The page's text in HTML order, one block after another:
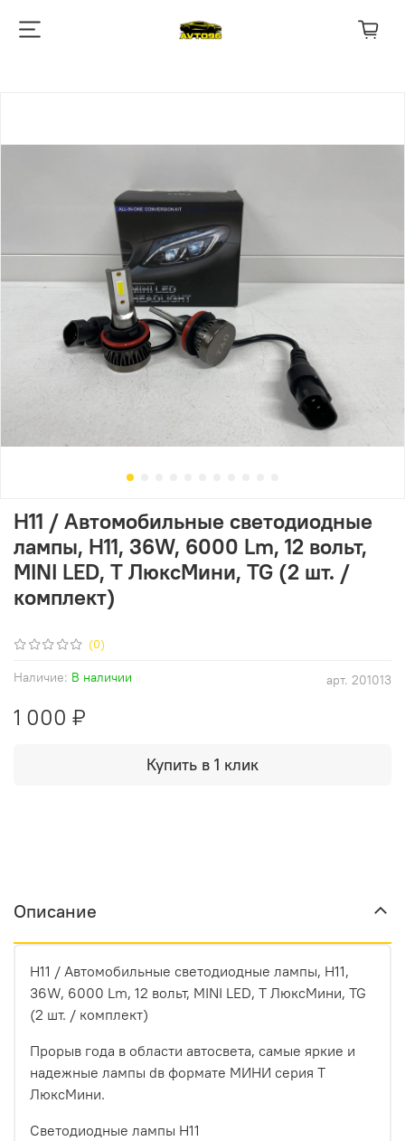
(0)
арт. 201013
Наличие: В наличии
H11 / Автомобильные светодиодные
лампы, H11, 36W, 6000 Lm, 12 вольт,
MINI LED, Т ЛюксМини, TG (2 шт. /
комплект)
1 000 ₽
Купить в 1 клик
Описание
H11 / Автомобильные светодиодные лампы, H11,
36W, 6000 Lm, 12 вольт, MINI LED, Т ЛюксМини, TG
(2 шт. / комплект)
Прорыв года в области автосвета, самые яркие и
надежные лампы dв формате МИНИ серия T
ЛюксМини.
Светодиодные лампы Н11